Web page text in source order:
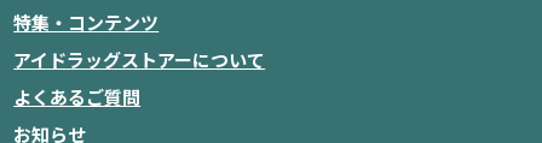
特集・コンテンツ
アイドラッグストアーについて
よくあるご質問
お知らせ